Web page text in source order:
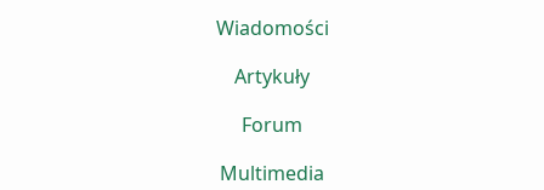
Wiadomości
Artykuły
Forum
Multimedia